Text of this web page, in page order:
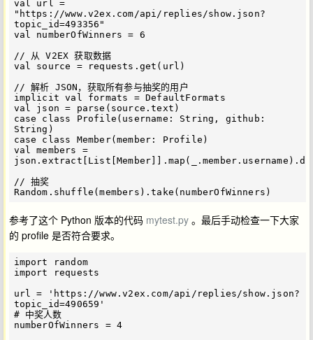
val url =
"https://www.v2ex.com/api/replies/show.json?
topic_id=493356"
val numberOfWinners = 6
// 从 V2EX 获取数据
val source = requests.get(url)
// 解析 JSON，获取所有参与抽奖的用户
implicit val formats = DefaultFormats
val json = parse(source.text)
case class Profile(username: String, github:
String)
case class Member(member: Profile)
val members =
// 抽奖
参考了这个 Python 版本的代码 mytest.py 。最后手动检查一下大家
的 profile 是否符合要求。
import random
import requests
url = 'https://www.v2ex.com/api/replies/show.json?
topic_id=490659'
# 中奖人数
numberOfWinners = 4